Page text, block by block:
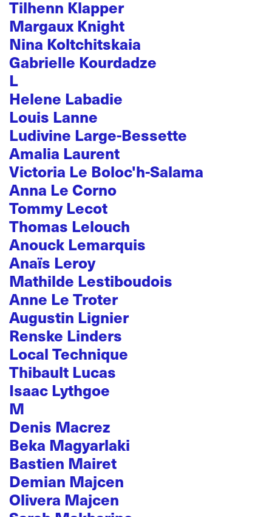
Tilhenn Klapper
Margaux Knight
Nina Koltchitskaia
Gabrielle Kourdadze
L
Helene Labadie
Louis Lanne
Ludivine Large-Bessette
Amalia Laurent
Victoria Le Boloc'h-Salama
Anna Le Corno
Tommy Lecot
Thomas Lelouch
Anouck Lemarquis
Anaïs Leroy
Mathilde Lestiboudois
Anne Le Troter
Augustin Lignier
Renske Linders
Local Technique
Thibault Lucas
Isaac Lythgoe
M
Denis Macrez
Beka Magyarlaki
Bastien Mairet
Demian Majcen
Olivera Majcen